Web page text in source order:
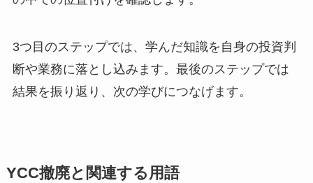
3つ目のステップでは、学んだ知識を自身の投資判
断や業務に落とし込みます。最後のステップでは
結果を振り返り、次の学びにつなげます。
YCC撤廃と関連する用語